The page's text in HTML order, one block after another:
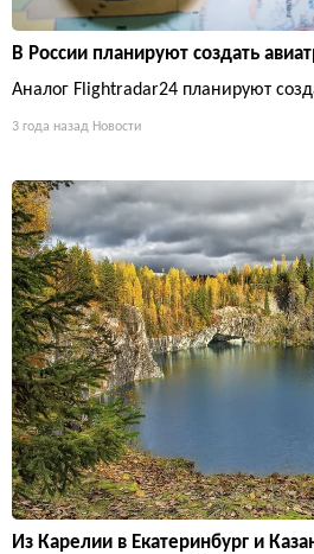
В России планируют создать
Аналог Flightradar24 планируют
3 года назад Новости
Из Карелии в Екатеринбург и